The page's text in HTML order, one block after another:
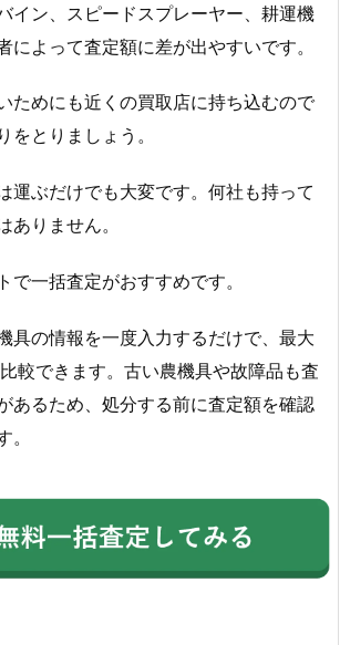
イン、スピードスプレーヤー、耕運機
によって査定額に差が出やすいです。
ためにも近くの買取店に持ち込むので
をとりましょう。
運ぶだけでも大変です。何社も持って
ありません。
で一括査定がおすすめです。
具の情報を一度入力するだけで、最大
較できます。古い農機具や故障品も査
あるため、処分する前に査定額を確認